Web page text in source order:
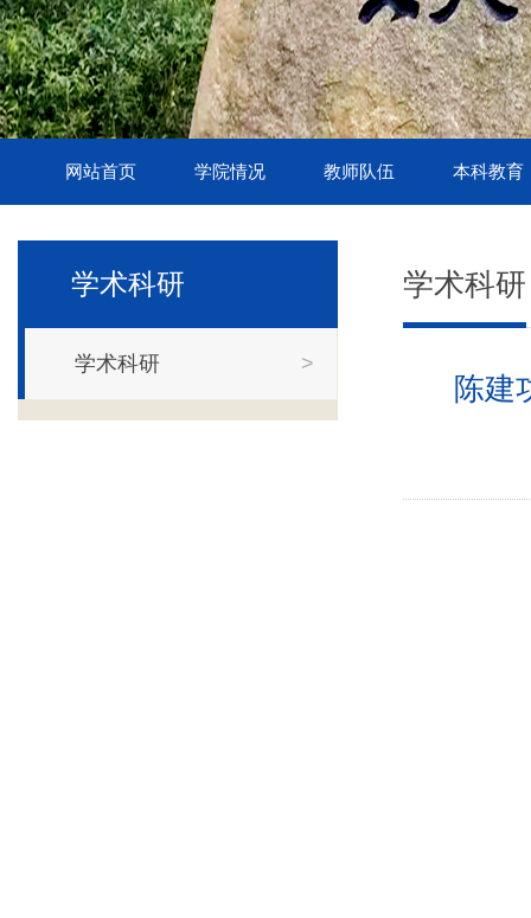
网站首页 学院情况 教师队伍 本科教育
学术科研
学术科研 >
学术科研
陈建